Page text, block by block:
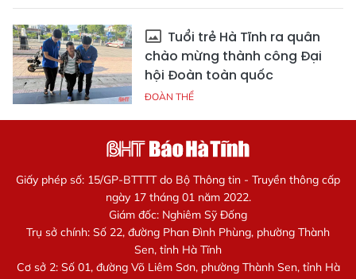
Tuổi trẻ Hà Tĩnh ra quân
chào mừng thành công Đại
hội Đoàn toàn quốc
ĐOÀN THỂ
Giấy phép số: 15/GP-BTTTT do Bộ Thông tin - Truyền thông cấp
ngày 17 tháng 01 năm 2022.
Giám đốc: Nghiêm Sỹ Đống
Trụ sở chính: Số 22, đường Phan Đình Phùng, phường Thành
Sen, tỉnh Hà Tĩnh
Cơ sở 2: Số 01, đường Võ Liêm Sơn, phường Thành Sen, tỉnh Hà